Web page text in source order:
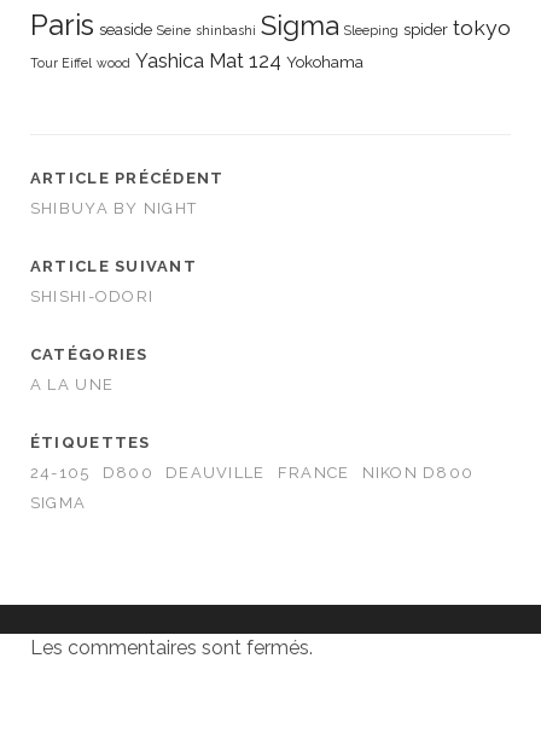
Paris seaside Seine shinbashi Sigma Sleeping spider tokyo
Tour Eiffel wood Yashica Mat 124 Yokohama
ARTICLE PRÉCÉDENT
SHIBUYA BY NIGHT
ARTICLE SUIVANT
SHISHI-ODORI
CATÉGORIES
A LA UNE
ÉTIQUETTES
24-105
D800 DEAUVILLE FRANCE
NIKON D800
SIGMA
Les commentaires sont fermés.